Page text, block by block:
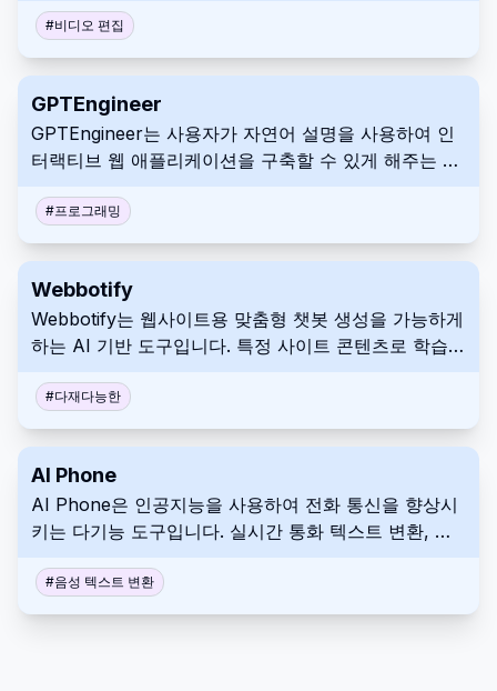
함된 완성된 영상으로 변환합니다. OneTake AI를 활용
하여 다양한 플랫폼에 맞는 전문가 수준의 영상 콘텐츠
#비디오 편집
GPTEngineer
GPTEngineer는 사용자가 자연어 설명을 사용하여 인
터랙티브 웹 애플리케이션을 구축할 수 있게 해주는 도
제어 기능을 포함합니다. 사용자는 생성된 코드의 완전
한 소유권을 가지므로, 사람 개발자와의 협업이 용이합
#프로그래밍
Webbotify
Webbotify는 웹사이트용 맞춤형 챗봇 생성을 가능하게
하는 AI 기반 도구입니다. 특정 사이트 콘텐츠로 학습된
합니다. Webbotify를 구현하여 사용자 경험을 향상시
키고 고객 서비스를 자동화하세요.
#다재다능한
AI Phone
AI Phone은 인공지능을 사용하여 전화 통신을 향상시
키는 다기능 도구입니다. 실시간 통화 텍스트 변환, 요
을 위해 별도의 미국 두 번째 전화번호와 AI 채팅 어시
스턴트도 제공합니다. AI Phone을 사용하여 통화를 단
#음성 텍스트 변환